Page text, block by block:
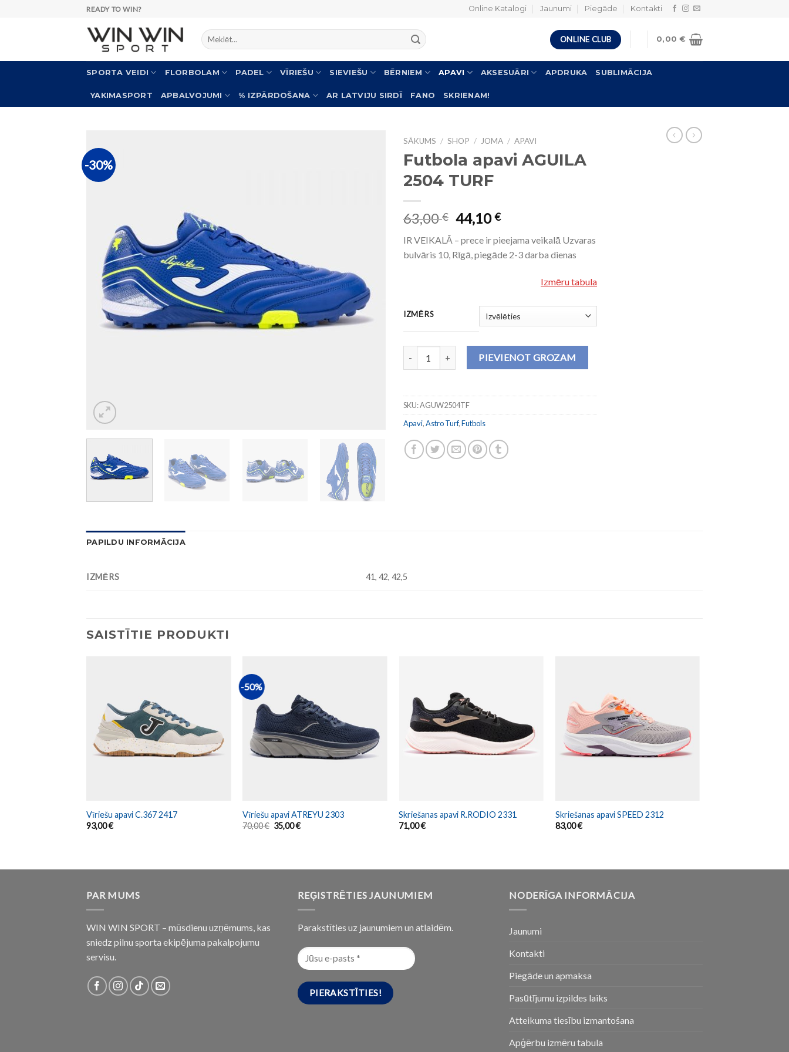
READY TO WIN? Online Katalogi Jaunumi Piegāde Kontakti
Meklēt: ONLINE CLUB 0,00€
SPORTA VEIDI FLORBOLAM PADEL VĪRIEŠU SIEVIEŠU BĒRNIEM APAVI AKSESUĀRI APDRUKA SUBLIMĀCIJA
YAKIMASPORT APBALVOJUMI % IZPĀRDOŠANA AR LATVIJU SIRDĪ FANO SKRIENAM!
-30%
SĀKUMS / SHOP / JOMA / APAVI
Futbola apavi AGUILA
2504 TURF
63,00€ 44,10€
IR VEIKALĀ – prece ir pieejama veikalā Uzvaras
bulvāris 10, Rīgā, piegāde 2-3 darba dienas
Izmēru tabula
IZMĒRS
Futbola apavi AGUILA 2504 TURF daudzums
PIEVIENOT GROZAM
SKU:AGUW2504TF
Apavi,Astro Turf,Futbols
PAPILDU INFORMĀCIJA
IZMĒRS 41, 42, 42,5
SAISTĪTIE PRODUKTI
Vīriešu apavi C.367 2417
93,00€
-50%
Vīriešu apavi ATREYU 2303
70,00€ 35,00€
Skriešanas apavi R.RODIO 2331
71,00€
Skriešanas apavi SPEED 2312
83,00€
PAR MUMS
WIN WIN SPORT – mūsdienu uzņēmums, kas
sniedz pilnu sporta ekipējuma pakalpojumu
servisu.
REĢISTRĒTIES JAUNUMIEM
Parakstīties uz jaunumiem un atlaidēm.
NODERĪGA INFORMĀCIJA
Jaunumi
Kontakti
Piegāde un apmaksa
Pasūtījumu izpildes laiks
Atteikuma tiesību izmantošana
Apģērbu izmēru tabula